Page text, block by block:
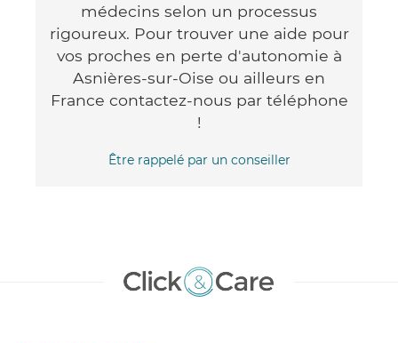
médecins selon un processus
rigoureux. Pour trouver une aide pour
vos proches en perte d'autonomie à
Asnières-sur-Oise ou ailleurs en
France contactez-nous par téléphone
!
Être rappelé par un conseiller